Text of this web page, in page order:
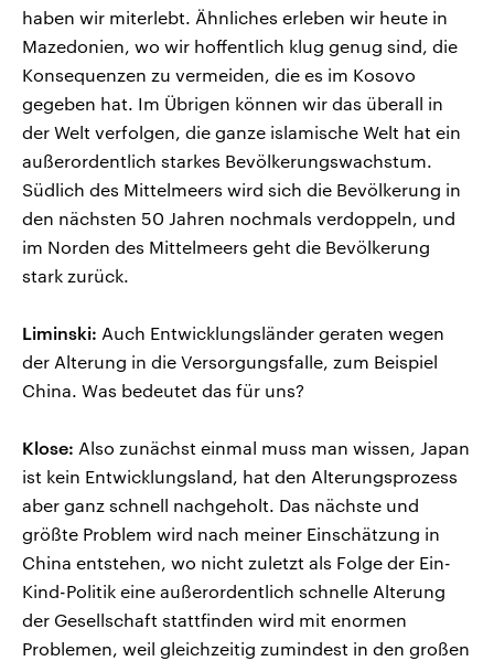
haben wir miterlebt. Ähnliches erleben wir heute in
Mazedonien, wo wir hoffentlich klug genug sind, die
Konsequenzen zu vermeiden, die es im Kosovo
gegeben hat. Im Übrigen können wir das überall in
der Welt verfolgen, die ganze islamische Welt hat ein
außerordentlich starkes Bevölkerungswachstum.
Südlich des Mittelmeers wird sich die Bevölkerung in
den nächsten 50 Jahren nochmals verdoppeln, und
im Norden des Mittelmeers geht die Bevölkerung
stark zurück.
Liminski: Auch Entwicklungsländer geraten wegen
der Alterung in die Versorgungsfalle, zum Beispiel
China. Was bedeutet das für uns?
Klose: Also zunächst einmal muss man wissen, Japan
ist kein Entwicklungsland, hat den Alterungsprozess
aber ganz schnell nachgeholt. Das nächste und
größte Problem wird nach meiner Einschätzung in
China entstehen, wo nicht zuletzt als Folge der Ein-
Kind-Politik eine außerordentlich schnelle Alterung
der Gesellschaft stattfinden wird mit enormen
Problemen, weil gleichzeitig zumindest in den großen